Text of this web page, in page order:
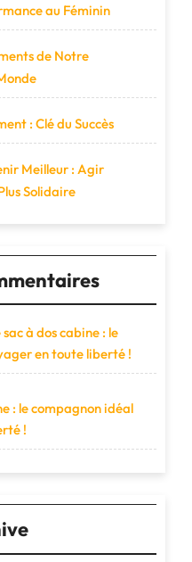
au Féminin
de Notre
: Clé du Succès
Meilleur : Agir
Solidaire
sac à dos cabine : le
en toute liberté !
: le compagnon idéal
!